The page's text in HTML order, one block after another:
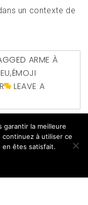
un contexte de
ARME À
,ÉMOJI
LEAVE A
garantir la meilleure
à utiliser ce
en êtes satisfait.